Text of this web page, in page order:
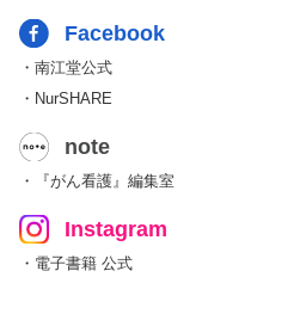
Facebook
・南江堂公式
・NurSHARE
note
・『がん看護』編集室
Instagram
・電子書籍 公式